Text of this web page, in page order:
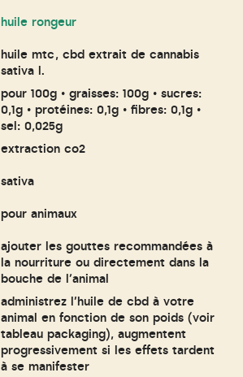
huile rongeur
huile mtc, cbd extrait de cannabis
sativa l.
pour 100g • graisses: 100g • sucres:
0,1g • protéines: 0,1g • fibres: 0,1g •
sel: 0,025g
extraction co2
sativa
pour animaux
ajouter les gouttes recommandées à
la nourriture ou directement dans la
bouche de l’animal
administrez l'huile de cbd à votre
animal en fonction de son poids (voir
tableau packaging), augmentent
progressivement si les effets tardent
à se manifester